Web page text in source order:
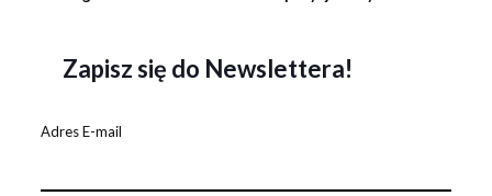
Zapisz się do Newslettera!
Adres E-mail